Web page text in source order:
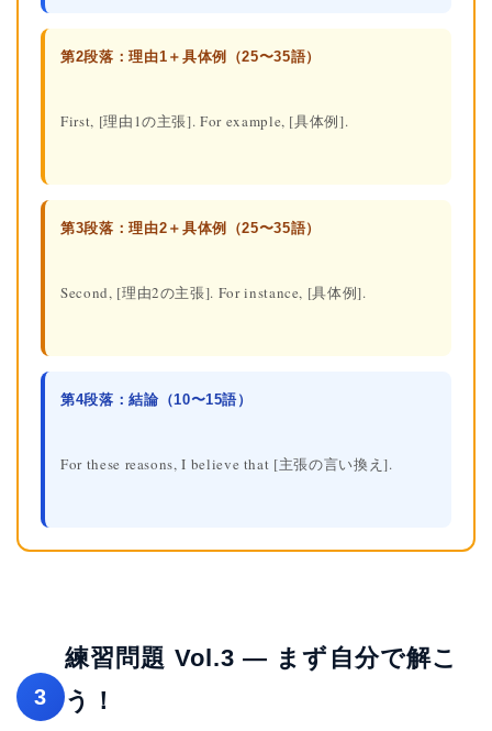
第2段落：理由1＋具体例（25〜35語）
First, [理由1の主張]. For example, [具体例].
第3段落：理由2＋具体例（25〜35語）
Second, [理由2の主張]. For instance, [具体例].
第4段落：結論（10〜15語）
For these reasons, I believe that [主張の言い換え].
3
練習問題 Vol.3 — まず自分で解こ
う！